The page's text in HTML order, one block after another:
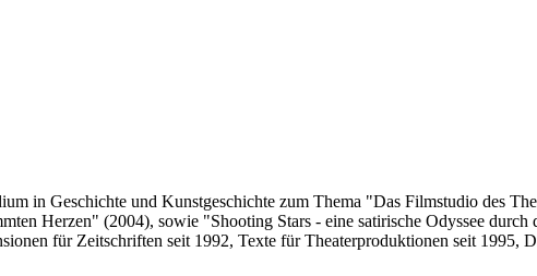
in Geschichte und Kunstgeschichte zum Thema "Das Filmstudio des
Herzen" (2004), sowie "Shooting Stars - eine satirische Odyssee durch
für Zeitschriften seit 1992, Texte für Theaterproduktionen seit 1995,